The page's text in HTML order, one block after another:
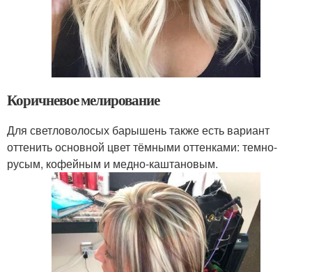
Коричневое мелирование
Для светловолосых барышень также есть вариант
оттенить основной цвет тёмными оттенками: темно-
русым, кофейным и медно-каштановым.